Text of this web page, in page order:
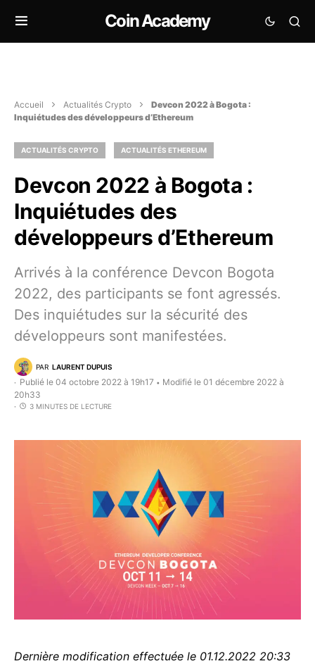
Coin Academy
Accueil Actualités Crypto
Devcon 2022 à Bogota :
Inquiétudes des développeurs d’Ethereum
ACTUALITÉS CRYPTO ACTUALITÉS ETHEREUM
Devcon 2022 à Bogota :
Inquiétudes des
développeurs d’Ethereum
Arrivés à la conférence Devcon Bogota
2022, des participants se font agressés.
Des inquiétudes sur la sécurité des
développeurs sont manifestées.
PAR LAURENT DUPUIS
Publié le 04 octobre 2022 à 19h17 • Modifié le 01 décembre 2022 à
20h33
3 MINUTES DE LECTURE
Dernière modification effectuée le 01.12.2022 20:33